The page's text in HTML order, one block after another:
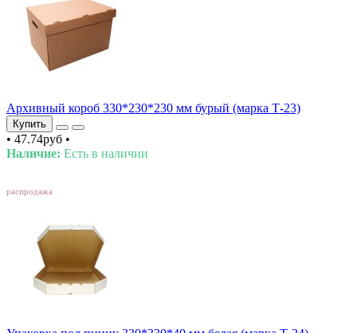
Архивный короб 330*230*230 мм бурый (марка Т-23)
Купить
• 47.74руб •
Наличие: Есть в наличии
распродажа